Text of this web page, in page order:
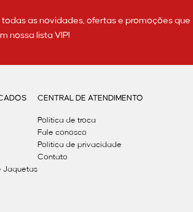
as novidades, ofertas e promoções que
nossa lista VIP!
Jaquetas
CENTRAL DE ATENDIMENTO
Política de troca
Fale conosco
Politica de privacidade
Contato